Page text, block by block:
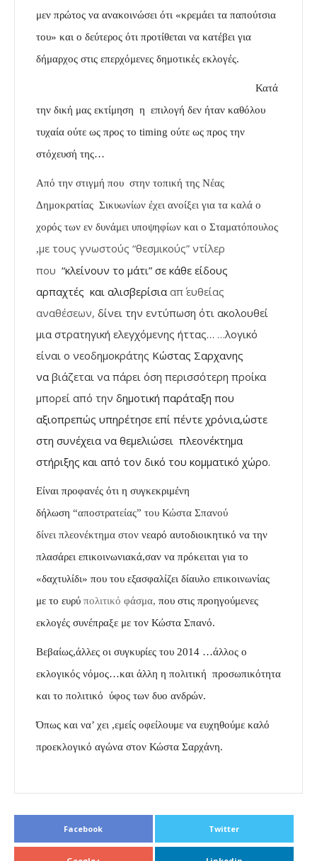
μεν πρώτος να ανακοινώσει ότι «κρεμάει τα παπούτσια
του» και ο δεύτερος ότι προτίθεται να κατέβει για
δήμαρχος στις επερχόμενες δημοτικές εκλογές.
Κατά
την δική μας εκτίμηση η επιλογή δεν ήταν καθόλου
τυχαία ούτε ως προς το timing ούτε ως προς την
στόχευσή της…
Από την στιγμή που στην τοπική της Νέας
Δημοκρατίας Σικυωνίων έχει ανοίξει για τα καλά ο
χορός των εν δυνάμει υποψηφίων και ο Σταματόπουλος
,με τους γνωστούς “θεσμικούς” ντίλερ
που “κλείνουν το μάτι” σε κάθε είδους
αρπαχτές και αλισβερίσιααπ΄ ευθείας
αναθέσεων, δίνει την εντύπωση ότι ακολουθεί
μια στρατηγική ελεγχόμενης ήττας… …λογικό
είναι ο νεοδημοκράτης Κώστας Σαρχανης
ναβιάζεται να πάρει όση περισσότερη προίκα
μπορεί από την δημοτική παράταξη που
αξιοπρεπώς υπηρέτησε επί πέντε χρόνια,ώστε
στη συνέχεια να θεμελιώσει πλεονέκτημα
στήριξης και από τον δικό του κομματικό χώρο.
Είναι προφανές ότι η συγκεκριμένη
δήλωση “αποστρατείας” του Κώστα Σπανού
δίνει πλεονέκτημα στον νεαρό αυτοδιοικητικό να την
πλασάρει επικοινωνιακά,σαν να πρόκειται για το
«δαχτυλίδι» που του εξασφαλίζει δίαυλο επικοινωνίας
με το ευρύ πολιτικό φάσμα, που στις προηγούμενες
εκλογές συνέπραξε με τον Κώστα Σπανό.
Βεβαίως,άλλες οι συγκυρίες του 2014 …άλλος ο
εκλογικός νόμος…και άλλη η πολιτική προσωπικότητα
και το πολιτικό ύφος των δυο ανδρών.
Όπως και να’ χει ,εμείς οφείλουμε να ευχηθούμε καλό
προεκλογικό αγώνα στον Κώστα Σαρχάνη.
Facebook Twitter